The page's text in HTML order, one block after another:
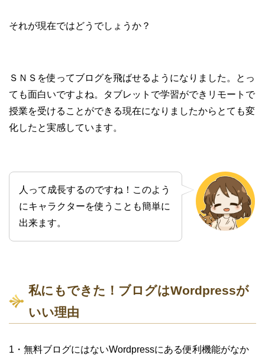
それが現在ではどうでしょうか？
ＳＮＳを使ってブログを飛ばせるようになりました。とっ
ても面白いですよね。タブレットで学習ができリモートで
授業を受けることができる現在になりましたからとても変
化したと実感しています。
人って成長するのですね！このよう
にキャラクターを使うことも簡単に
出来ます。
私にもできた！ブログはWordpressが
いい理由
1・無料ブログにはないWordpressにある便利機能がなか